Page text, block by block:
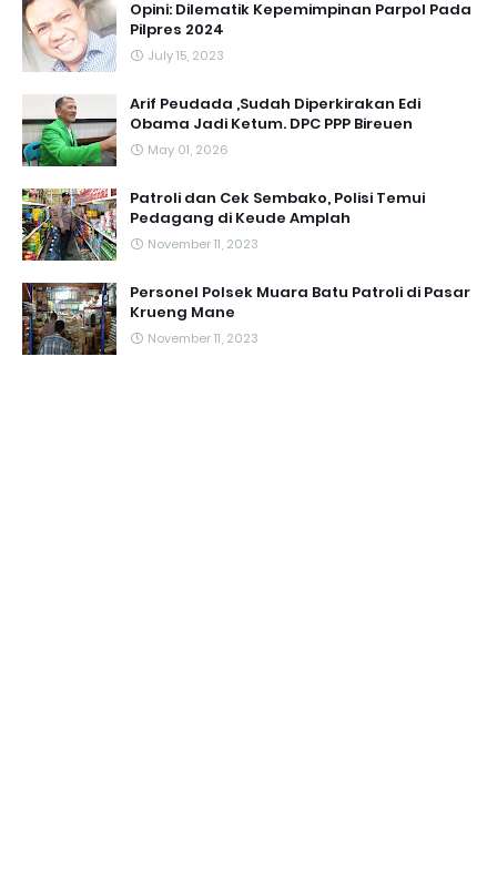
Opini: Dilematik Kepemimpinan Parpol Pada
Pilpres 2024
July 15, 2023
Arif Peudada ,Sudah Diperkirakan Edi
Obama Jadi Ketum. DPC PPP Bireuen
May 01, 2026
Patroli dan Cek Sembako, Polisi Temui
Pedagang di Keude Amplah
November 11, 2023
Personel Polsek Muara Batu Patroli di Pasar
Krueng Mane
November 11, 2023